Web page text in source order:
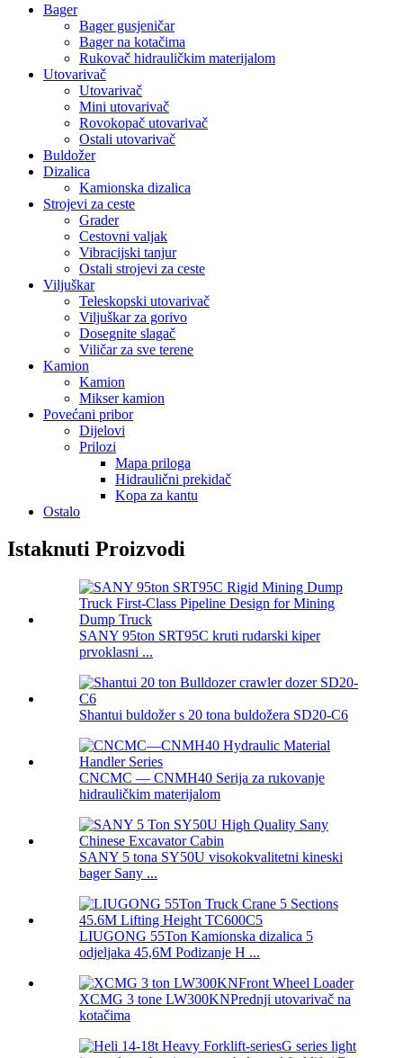
Bager
Bager gusjeničar
Bager na kotačima
Rukovač hidrauličkim materijalom
Utovarivač
Utovarivač
Mini utovarivač
Rovokopač utovarivač
Ostali utovarivač
Buldožer
Dizalica
Kamionska dizalica
Strojevi za ceste
Grader
Cestovni valjak
Vibracijski tanjur
Ostali strojevi za ceste
Viljuškar
Teleskopski utovarivač
Viljuškar za gorivo
Dosegnite slagač
Viličar za sve terene
Kamion
Kamion
Mikser kamion
Povećani pribor
Dijelovi
Prilozi
Mapa priloga
Hidraulični prekidač
Kopa za kantu
Ostalo
Istaknuti Proizvodi
SANY 95ton SRT95C kruti rudarski kiper
prvoklasni ...
Shantui buldožer s 20 tona buldožera SD20-C6
CNCMC — CNMH40 Serija za rukovanje
hidrauličkim materijalom
SANY 5 tona SY50U visokokvalitetni kineski
bager Sany ...
LIUGONG 55Ton Kamionska dizalica 5
odjeljaka 45,6M Podizanje H ...
XCMG 3 tone LW300KNPrednji utovarivač na
kotačima